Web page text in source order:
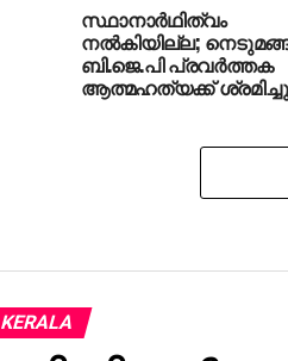
സ്ഥാനാര്‍ഥിത്വം
നല്‍കിയില്ല;
ബി.ജെ.പി പ്രവര്‍ത്തക
ആത്മഹത്യക്ക് ശ്രമിച്ചു
KERALA